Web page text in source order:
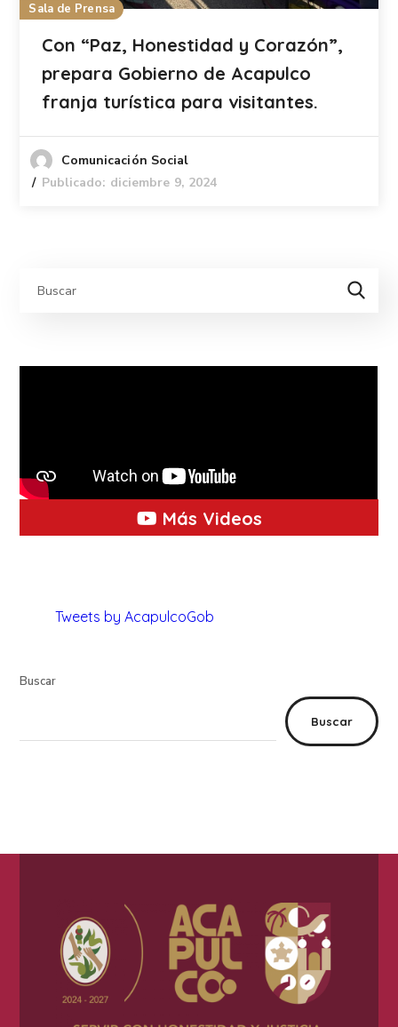
Sala de Prensa
Con “Paz, Honestidad y Corazón”,
prepara Gobierno de Acapulco
franja turística para visitantes.
Comunicación Social
Publicado: diciembre 9, 2024
Más Videos
Tweets by AcapulcoGob
Buscar
Buscar